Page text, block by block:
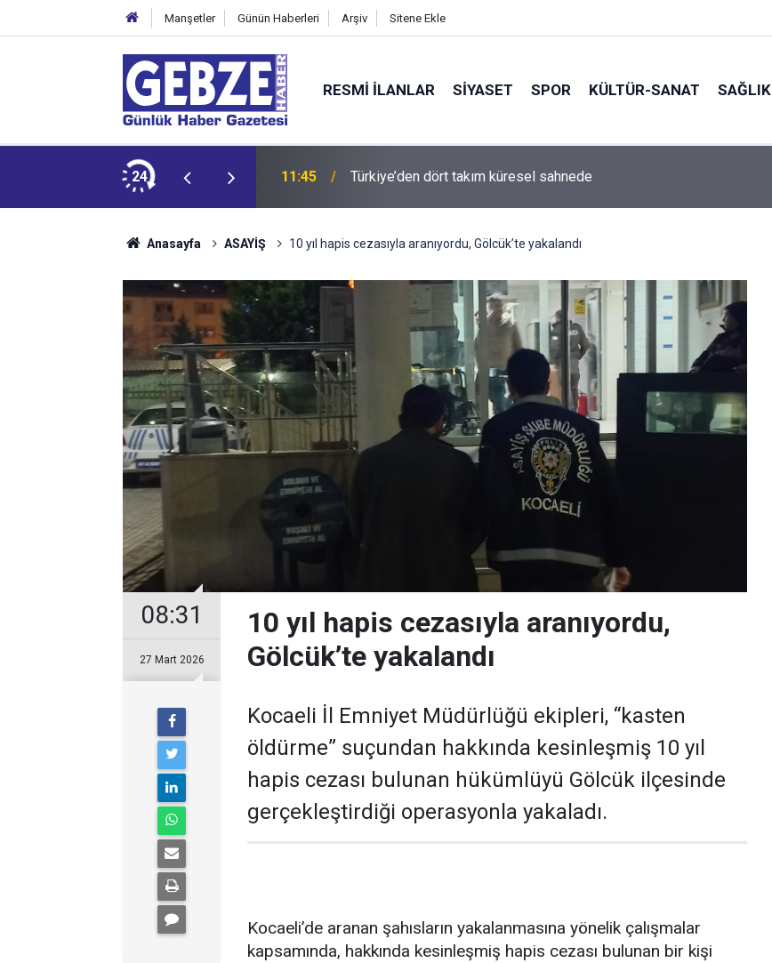
Manşetler Günün Haberleri Arşiv Sitene Ekle
RESMI İLANLAR SİYASET SPOR KÜLTÜR-SANAT SAĞLIK
24
başpehlivan ve karakucak güreşleri nefes kesti 11:45 Türkiye’den dört takım küresel sahnede
Anasayfa ASAYİŞ 10 yıl hapis cezasıyla aranıyordu, Gölcük’te yakalandı
08:31
27 Mart 2026
10 yıl hapis cezasıyla aranıyordu,
Gölcük’te yakalandı
Kocaeli İl Emniyet Müdürlüğü ekipleri, “kasten
öldürme” suçundan hakkında kesinleşmiş 10 yıl
hapis cezası bulunan hükümlüyü Gölcük ilçesinde
gerçekleştirdiği operasyonla yakaladı.
Kocaeli’de aranan şahısların yakalanmasına yönelik çalışmalar
kapsamında, hakkında kesinleşmiş hapis cezası bulunan bir kişi